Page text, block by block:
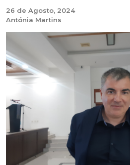
26 de Agosto, 2024
Antónia Martins